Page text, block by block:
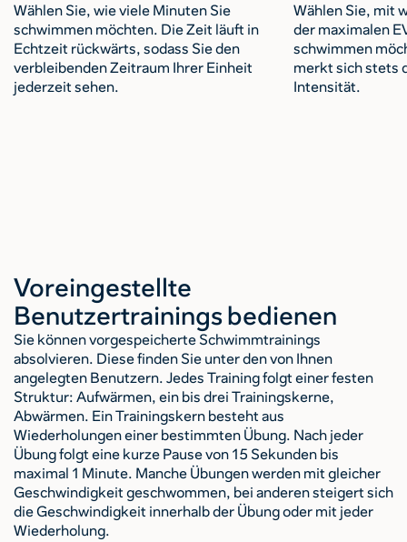
Wählen Sie, wie viele Minuten Sie
schwimmen möchten. Die Zeit läuft in
Echtzeit rückwärts, sodass Sie den
verbleibenden Zeitraum Ihrer Einheit
jederzeit sehen.
Wählen Sie, mit
der maximalen
schwimmen
merkt sich stets
Intensität.
Voreingestellte
Benutzertrainings bedienen
Sie können vorgespeicherte Schwimmtrainings
absolvieren. Diese finden Sie unter den von Ihnen
angelegten Benutzern. Jedes Training folgt einer festen
Struktur: Aufwärmen, ein bis drei Trainingskerne,
Abwärmen. Ein Trainingskern besteht aus
Wiederholungen einer bestimmten Übung. Nach jeder
Übung folgt eine kurze Pause von 15 Sekunden bis
maximal 1 Minute. Manche Übungen werden mit gleicher
Geschwindigkeit geschwommen, bei anderen steigert sich
die Geschwindigkeit innerhalb der Übung oder mit jeder
Wiederholung.